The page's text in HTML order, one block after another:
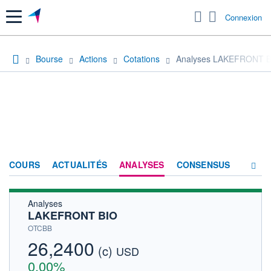
Menu Connexion
Bourse Actions Cotations Analyses LAKEFRONT
COURS ACTUALITÉS ANALYSES CONSENSUS
ACTIONNAIRES
Analyses
LAKEFRONT BIO
OTCBB
26,2400 (c) USD
0,00%